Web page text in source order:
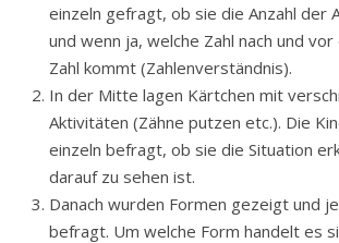
einzeln gefragt, ob sie die Anzahl der
und wenn ja, welche Zahl nach und
Zahl kommt (Zahlenverständnis).
In der Mitte lagen Kärtchen mit
Aktivitäten (Zähne putzen etc.). Die
einzeln befragt, ob sie die Situation
darauf zu sehen ist.
Danach wurden Formen gezeigt und
befragt. Um welche Form handelt es